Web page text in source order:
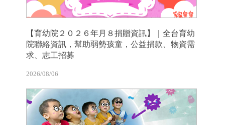
【育幼院２０２６年月８捐贈資訊】｜全台育幼
院聯絡資訊，幫助弱勢孩童，公益捐款、物資需
求、志工招募
2026/08/06